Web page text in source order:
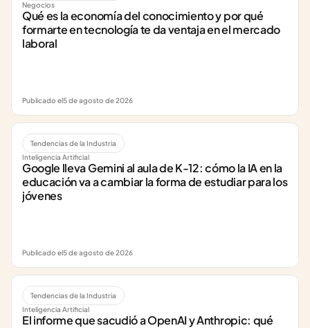
Negocios
Qué es la economía del conocimiento y por qué
formarte en tecnología te da ventaja en el mercado
laboral
Publicado el5 de agosto de 2026
Tendencias de la Industria
Inteligencia Artificial
Google lleva Gemini al aula de K-12: cómo la IA en la
educación va a cambiar la forma de estudiar para los
jóvenes
Publicado el5 de agosto de 2026
Tendencias de la Industria
Inteligencia Artificial
El informe que sacudió a OpenAI y Anthropic: qué